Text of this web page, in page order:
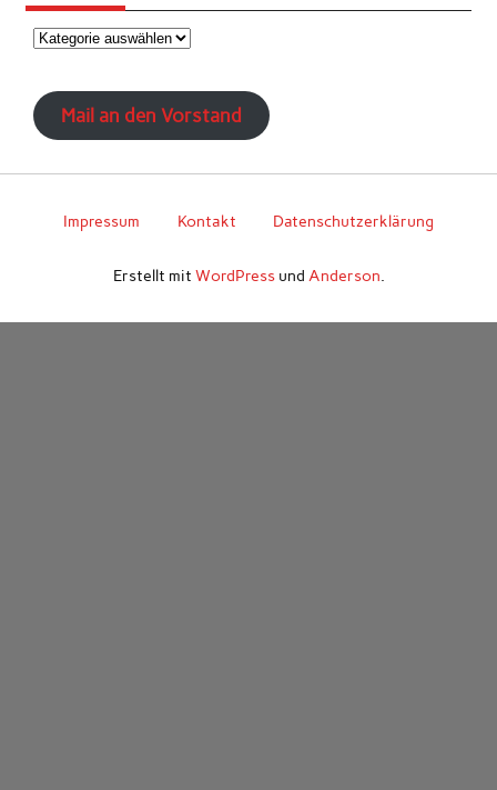
Kategorien
Mail an den Vorstand
Impressum Kontakt Datenschutzerklärung
Erstellt mit WordPressund Anderson